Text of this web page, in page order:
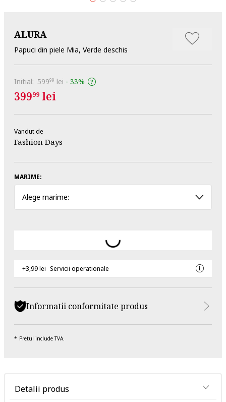
ALURA
Papuci din piele Mia, Verde deschis
Initial: 59999 lei - 33%
39999 lei
Vandut de
Fashion Days
MARIME:
Alege marime:
+3,99 lei Servicii operationale
Informatii conformitate produs
Pretul include TVA.
Detalii produs